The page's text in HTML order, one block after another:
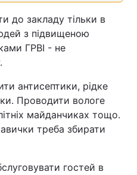
до закладу тільки в
з підвищеною
ГРВІ - не
антисептики, рідке
Проводити вологе
майданчиках тощо.
треба збирати
гостей в